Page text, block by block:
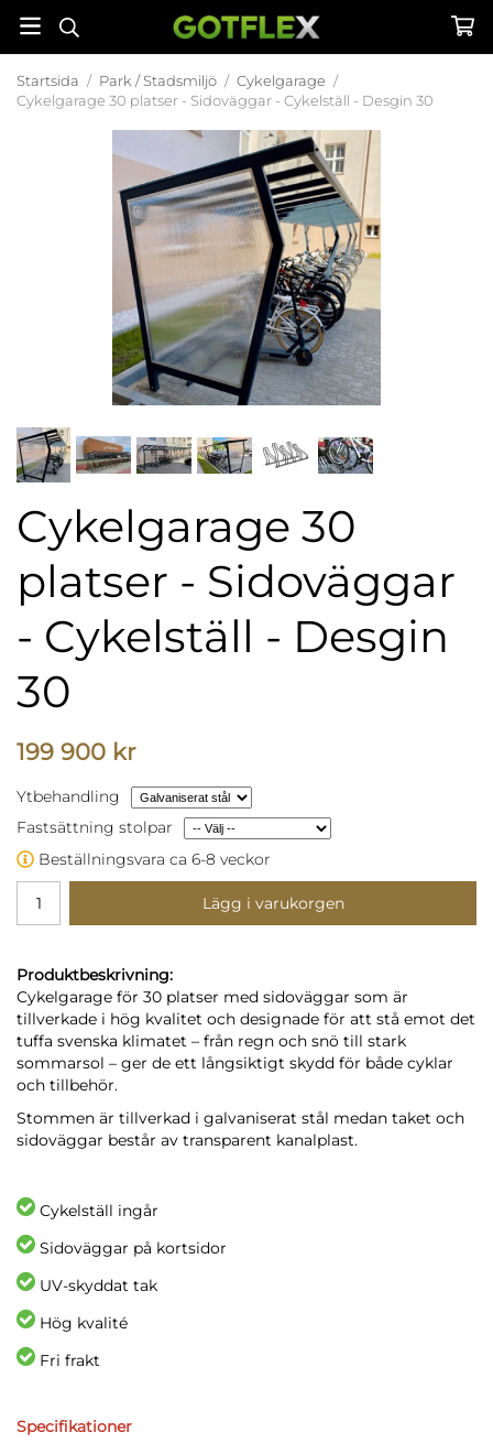
Startsida / Park / Stadsmiljö / Cykelgarage /
Cykelgarage 30 platser - Sidoväggar - Cykelställ - Desgin 30
Cykelgarage 30
platser - Sidoväggar
- Cykelställ - Desgin
30
199 900 kr
Ytbehandling
Fastsättning stolpar
Beställningsvara ca 6-8 veckor
Lägg i varukorgen
Produktbeskrivning:
Cykelgarage för 30 platser med sidoväggar som är
tillverkade i hög kvalitet och designade för att stå emot det
tuffa svenska klimatet – från regn och snö till stark
sommarsol – ger de ett långsiktigt skydd för både cyklar
och tillbehör.
Stommen är tillverkad i galvaniserat stål medan taket och
sidoväggar består av transparent kanalplast.
Cykelställ ingår
Sidoväggar på kortsidor
UV-skyddat tak
Hög kvalité
Fri frakt
Specifikationer